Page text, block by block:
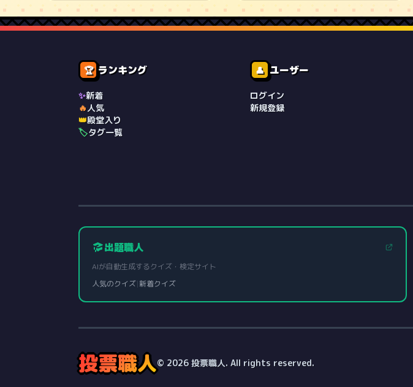
🏆 ランキング
✨新着
🔥人気
👑殿堂入り
🏷️タグ一覧
👤 ユーザー
ログイン
新規登録
出題職人
AIが自動生成するクイズ・検定サイト
人気のクイズ|新着クイズ
投票職人© 2026 投票職人. All rights reserved.